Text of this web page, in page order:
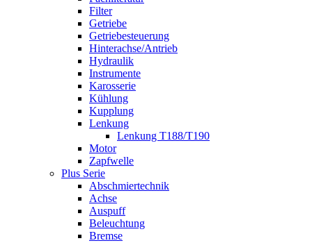
Filter
Getriebe
Getriebesteuerung
Hinterachse/Antrieb
Hydraulik
Instrumente
Karosserie
Kühlung
Kupplung
Lenkung
Lenkung T188/T190
Motor
Zapfwelle
Plus Serie
Abschmiertechnik
Achse
Auspuff
Beleuchtung
Bremse